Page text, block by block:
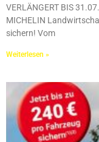
VERLÄNGERT BIS
MICHELIN
sichern! Vom
Weiterlesen »